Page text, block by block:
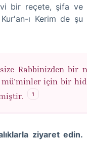
bir reçete, şifa ve
ı Kerim de şu
Rabbinizden bir
için bir
1
ziyaret edin.